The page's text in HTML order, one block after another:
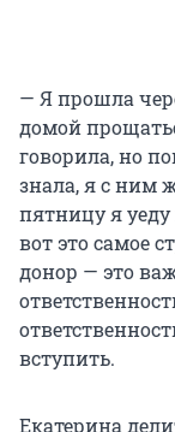
— Я прошла
домой
говорила, но
знала, я с ним
пятницу я
вот это самое
донор — это
вступить.
Екатерина